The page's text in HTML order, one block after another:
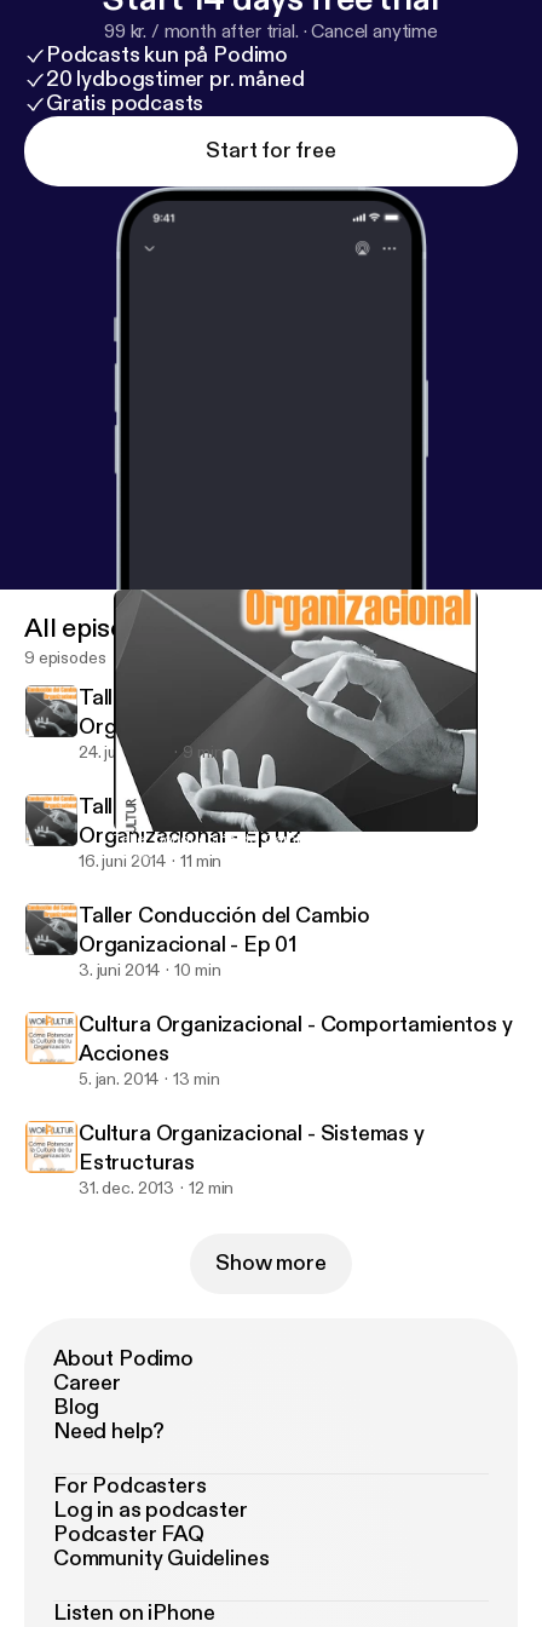
99 kr. / month after trial. ·Cancel anytime
Podcasts kun på Podimo
20 lydbogstimer pr. måned
Gratis podcasts
Start for free
Taller Conducción del Cambio Organizacional - Ep 03
WorKultur
All episodes
9 episodes
Taller Conducción del Cambio
Organizacional - Ep 03
24. juni 2014 9 min
Taller Conducción del Cambio
Organizacional - Ep 02
16. juni 2014 11 min
Taller Conducción del Cambio
Organizacional - Ep 01
3. juni 2014 10 min
Cultura Organizacional - Comportamientos y
Acciones
5. jan. 2014 13 min
Cultura Organizacional - Sistemas y
Estructuras
31. dec. 2013 12 min
Show more
About Podimo
Career
Blog
Need help?
For Podcasters
Log in as podcaster
Podcaster FAQ
Community Guidelines
Listen on iPhone